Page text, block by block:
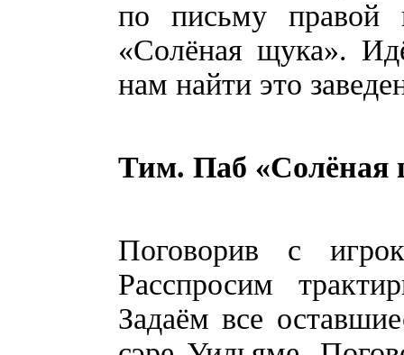
по письму правой
«Солёная щука».
нам найти это
Тим. Паб «Солёная
Поговорив с
Расспросим
Задаём все